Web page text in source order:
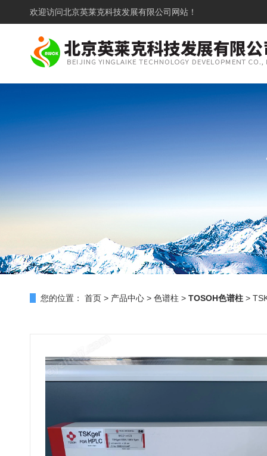
欢迎访问北京英莱克科技发展有限公司网站！
您的位置： 首页 > 产品中心 > 色谱柱 > TOSOH色谱柱 >